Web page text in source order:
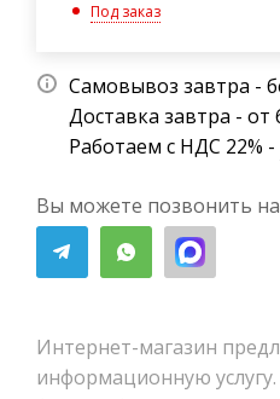
Под заказ
Самовывоз завтра -
Доставка завтра - от
Работаем с НДС 22% -
Вы можете позвонить
Интернет-магазин
информационную